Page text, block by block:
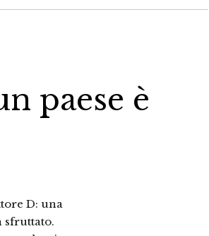
paese è
D: una
sfruttato.